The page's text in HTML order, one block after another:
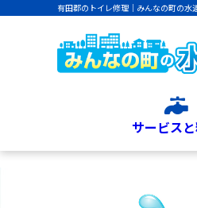
有田郡のトイレ修理｜みんなの町の水
サービス